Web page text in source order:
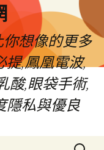
想像的更多
提,鳳凰電波,
酸,眼袋手術,
隱私與優良
搜